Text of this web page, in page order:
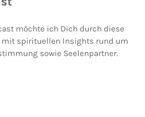
möchte ich Dich durch diese
mit spirituellen Insights rund um
sowie Seelenpartner.